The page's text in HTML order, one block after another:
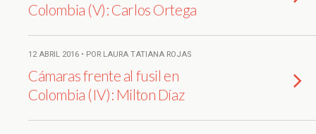
Colombia (V): Carlos Ortega
12 ABRIL 2016 • POR LAURA TATIANA ROJAS
Cámaras frente al fusil en
Colombia (IV): Milton Díaz